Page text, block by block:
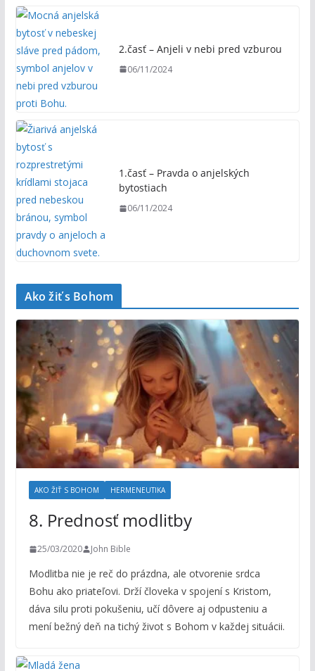
2.časť – Anjeli v nebi pred vzburou
06/11/2024
1.časť – Pravda o anjelských
bytostiach
06/11/2024
Ako žiť s Bohom
AKO ŽIŤ S BOHOM HERMENEUTIKA
8. Prednosť modlitby
25/03/2020 John Bible
Modlitba nie je reč do prázdna, ale otvorenie srdca
Bohu ako priateľovi. Drží človeka v spojení s Kristom,
dáva silu proti pokušeniu, učí dôvere aj odpusteniu a
mení bežný deň na tichý život s Bohom v každej situácii.